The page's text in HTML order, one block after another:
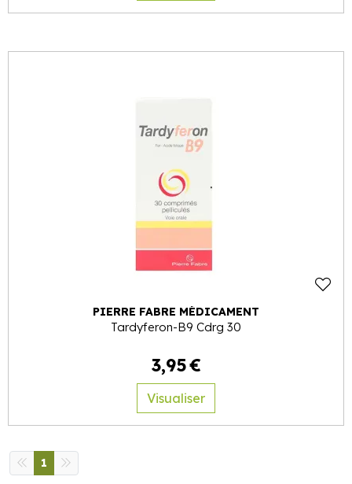
PIERRE FABRE MÉDICAMENT
Tardyferon-B9 Cdrg 30
3,95€
Visualiser
1